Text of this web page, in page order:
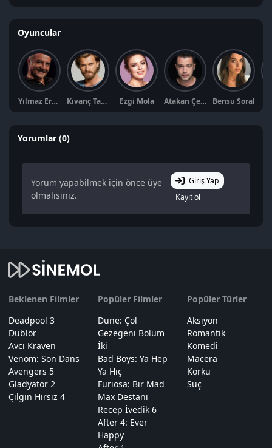
Oyuncular
Yılmaz Erdoğan Kıvanç Tatlıtuğ Ezgi Mola Atakan Çelik Bensu Soral
Yorumlar (0)
Yorum yapabilmek için önce üye
olmalısınız.
Giriş Yap
Kayıt ol
Beklenen Filmler
Deadpool 3
Dublör
Avcı Kraven
Venom: Son Dans
Avengers 5
Gladyatör 2
Çılgın Hırsız 4
Popüler Filmler
Dune: Çöl
Gezegeni Bölüm
İki
Bad Boys: Ya Hep
Ya Hiç
Furiosa: Bir Mad
Max Destanı
Recep İvedik 6
After 4: Ever
Happy
Popüler Türler
Aksiyon
Romantik
Komedi
Macera
Korku
Suç